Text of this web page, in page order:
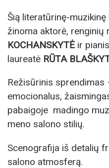
Šią literatūrinę-
žinoma aktorė, renginių
KOCHANSKYTĖ ir
laureatė RŪTA
Režisūrinis sprendimas
emocionalus,
pabaigoje madingo
meno salono stilių.
Scenografija iš detalių
salono atmosferą.